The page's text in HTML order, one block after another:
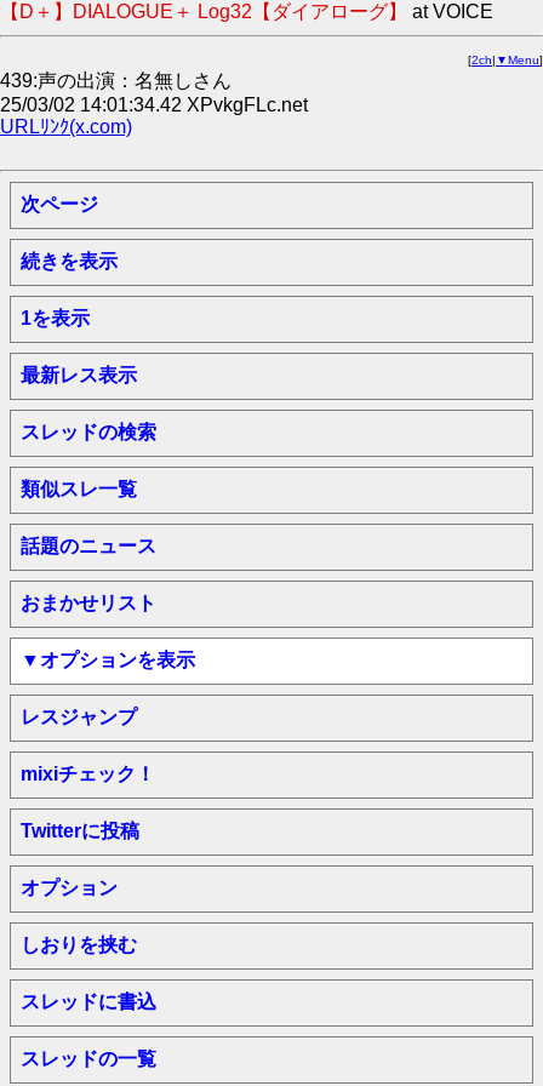
【D＋】DIALOGUE＋ Log32【ダイアローグ】 at VOICE
[2ch| ▼Menu]
439:声の出演：名無しさん
25/03/02 14:01:34.42 XPvkgFLc.net
URLﾘﾝｸ(x.com)
次ページ
続きを表示
1を表示
最新レス表示
スレッドの検索
類似スレ一覧
話題のニュース
おまかせリスト
▼オプションを表示
レスジャンプ
mixiチェック！
Twitterに投稿
オプション
しおりを挟む
スレッドに書込
スレッドの一覧